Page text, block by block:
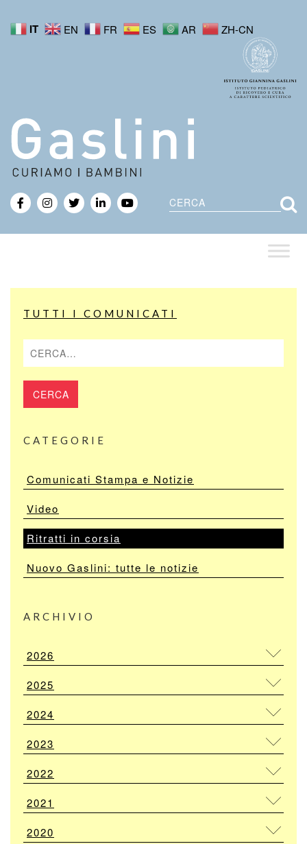
IT EN FR ES AR ZH-CN
Cerca
TUTTI I COMUNICATI
CATEGORIE
Comunicati Stampa e Notizie
Video
Ritratti in corsia
Nuovo Gaslini: tutte le notizie
ARCHIVIO
2026
2025
2024
2023
2022
2021
2020